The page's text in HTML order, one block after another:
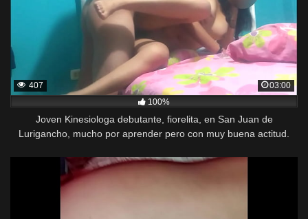
407
03:00
100%
Joven Kinesiologa debutante, fiorelita, en San Juan de
Lurigancho, mucho por aprender pero con muy buena actitud.